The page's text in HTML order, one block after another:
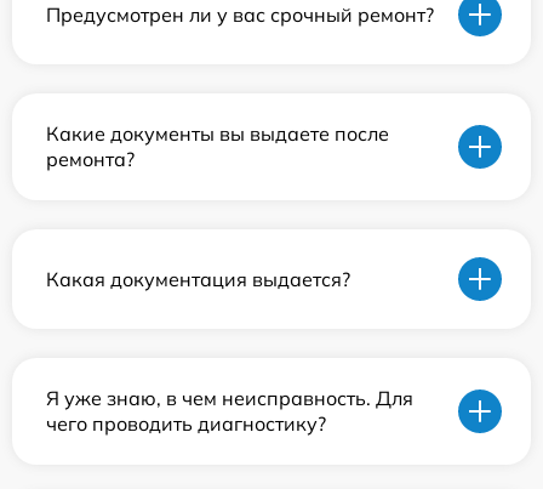
Предусмотрен ли у вас срочный ремонт?
Какие документы вы выдаете после
ремонта?
Какая документация выдается?
Я уже знаю, в чем неисправность. Для
чего проводить диагностику?